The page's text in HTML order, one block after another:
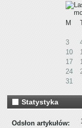
M
3
10
17
24
31
Statystyka
Odsłon artykułów: